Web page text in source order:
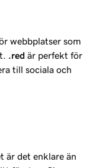
webbplatser som
.red är perfekt för
till sociala och
är det enklare än